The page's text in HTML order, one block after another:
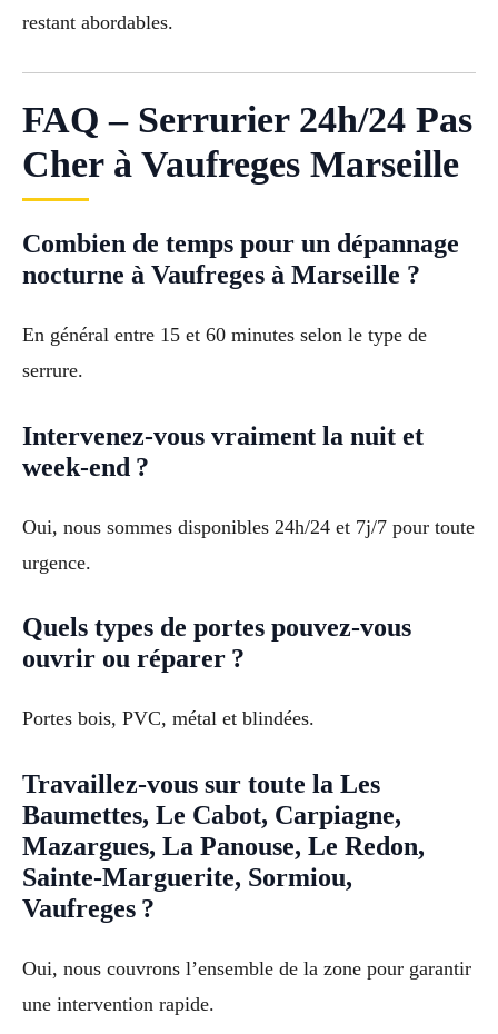
restant abordables.
FAQ – Serrurier 24h/24 Pas
Cher à Vaufreges Marseille
Combien de temps pour un dépannage
nocturne à Vaufreges à Marseille ?
En général entre 15 et 60 minutes selon le type de
serrure.
Intervenez-vous vraiment la nuit et
week-end ?
Oui, nous sommes disponibles 24h/24 et 7j/7 pour toute
urgence.
Quels types de portes pouvez-vous
ouvrir ou réparer ?
Portes bois, PVC, métal et blindées.
Travaillez-vous sur toute la Les
Baumettes, Le Cabot, Carpiagne,
Mazargues, La Panouse, Le Redon,
Sainte-Marguerite, Sormiou,
Vaufreges ?
Oui, nous couvrons l’ensemble de la zone pour garantir
une intervention rapide.